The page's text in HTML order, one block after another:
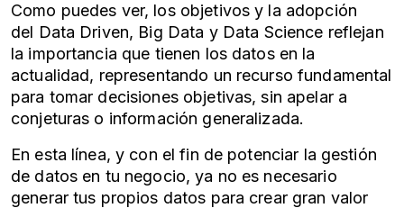
Como puedes ver, los objetivos y la adopción
del Data Driven, Big Data y Data Science reflejan
la importancia que tienen los datos en la
actualidad, representando un recurso fundamental
para tomar decisiones objetivas, sin apelar a
conjeturas o información generalizada.
En esta línea, y con el fin de potenciar la gestión
de datos en tu negocio, ya no es necesario
generar tus propios datos para crear gran valor